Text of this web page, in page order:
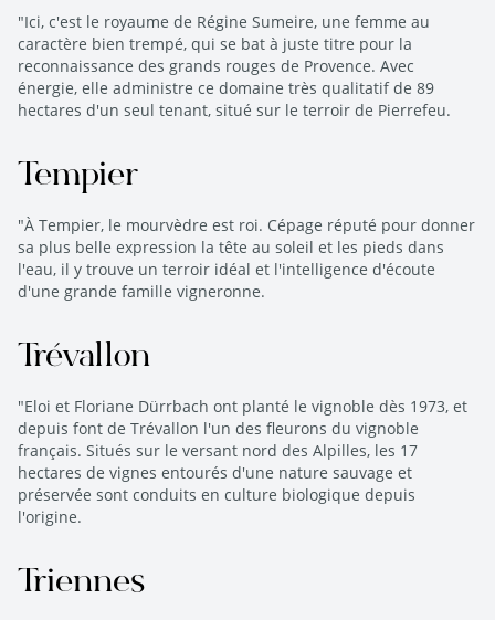
"Ici, c'est le royaume de Régine Sumeire, une femme au
caractère bien trempé, qui se bat à juste titre pour la
reconnaissance des grands rouges de Provence. Avec
énergie, elle administre ce domaine très qualitatif de 89
hectares d'un seul tenant, situé sur le terroir de Pierrefeu.
Tempier
"À Tempier, le mourvèdre est roi. Cépage réputé pour donner
sa plus belle expression la tête au soleil et les pieds dans
l'eau, il y trouve un terroir idéal et l'intelligence d'écoute
d'une grande famille vigneronne.
Trévallon
"Eloi et Floriane Dürrbach ont planté le vignoble dès 1973, et
depuis font de Trévallon l'un des fleurons du vignoble
français. Situés sur le versant nord des Alpilles, les 17
hectares de vignes entourés d'une nature sauvage et
préservée sont conduits en culture biologique depuis
l'origine.
Triennes